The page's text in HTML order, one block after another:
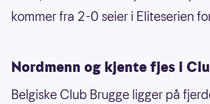
kommer fra 2-0 seier i Eliteserien
Nordmenn og kjente fjes i
Belgiske Club Brugge ligger på